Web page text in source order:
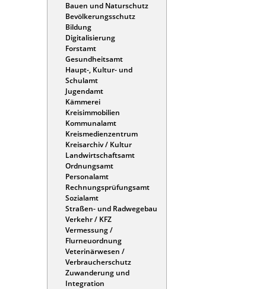
Bauen und Naturschutz
Bevölkerungsschutz
Bildung
Digitalisierung
Forstamt
Gesundheitsamt
Haupt-, Kultur- und
Schulamt
Jugendamt
Kämmerei
Kreisimmobilien
Kommunalamt
Kreismedienzentrum
Kreisarchiv / Kultur
Landwirtschaftsamt
Ordnungsamt
Personalamt
Rechnungsprüfungsamt
Sozialamt
Straßen- und Radwegebau
Verkehr / KFZ
Vermessung /
Flurneuordnung
Veterinärwesen /
Verbraucherschutz
Zuwanderung und
Integration